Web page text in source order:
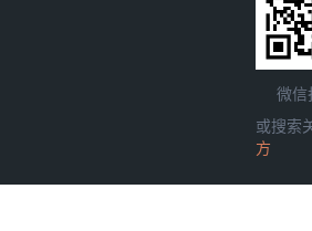
微信
或搜索
方